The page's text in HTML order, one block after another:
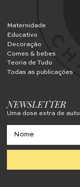
Maternidade
Educativo
Decoração
Comes & bebes
Teoria de Tudo
Todas as publicações
NEWSLETTER
Uma dose extra de